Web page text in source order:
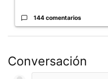
144 comentarios
Conversación